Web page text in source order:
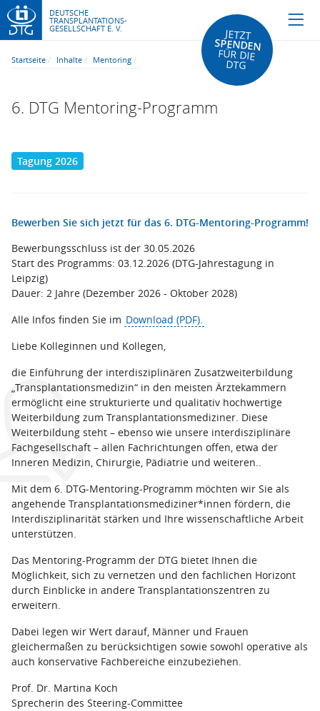
DEUTSCHE
TRANSPLANTATIONS-
GESELLSCHAFT E. V. JETZT
SPENDEN
FÜR DIE
DTG
Startseite Inhalte Mentoring
6. DTG Mentoring-Programm
Tagung 2026
Bewerben Sie sich jetzt für das 6. DTG-Mentoring-Programm!
Bewerbungsschluss ist der 30.05.2026
Start des Programms: 03.12.2026 (DTG-Jahrestagung in
Leipzig)
Dauer: 2 Jahre (Dezember 2026 - Oktober 2028)
Alle Infos finden Sie im Download (PDF).
Liebe Kolleginnen und Kollegen,
die Einführung der interdisziplinären Zusatzweiterbildung
„Transplantationsmedizin“ in den meisten Ärztekammern
ermöglicht eine strukturierte und qualitativ hochwertige
Weiterbildung zum Transplantationsmediziner. Diese
Weiterbildung steht – ebenso wie unsere interdisziplinäre
Fachgesellschaft – allen Fachrichtungen offen, etwa der
Inneren Medizin, Chirurgie, Pädiatrie und weiteren..
Mit dem 6. DTG-Mentoring-Programm möchten wir Sie als
angehende Transplantationsmediziner*innen fördern, die
Interdisziplinarität stärken und Ihre wissenschaftliche Arbeit
unterstützen.
Das Mentoring-Programm der DTG bietet Ihnen die
Möglichkeit, sich zu vernetzen und den fachlichen Horizont
durch Einblicke in andere Transplantationszentren zu
erweitern.
Dabei legen wir Wert darauf, Männer und Frauen
gleichermaßen zu berücksichtigen sowie sowohl operative als
auch konservative Fachbereiche einzubeziehen.
Prof. Dr. Martina Koch
Sprecherin des Steering-Committee